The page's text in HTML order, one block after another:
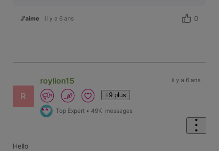
J'aime il y a 6 ans 0
R
roylion15
+9 plus
Top Expert • 49K messages
il y a 6 ans
Hello